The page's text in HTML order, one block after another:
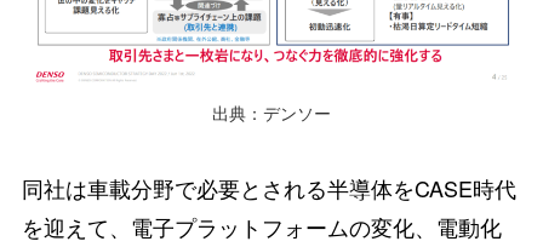
出典：デンソー
同社は車載分野で必要とされる半導体をCASE時代
を迎えて、電子プラットフォームの変化、電動化